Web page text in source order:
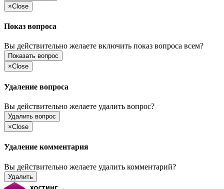
×Close
Показ вопроса
Вы действительно желаете включить показ вопроса всем?
Показать вопрос
×Close
Удаление вопроса
Вы действительно желаете удалить вопрос?
Удалить вопрос
×Close
Удаление комментария
Вы действительно желаете удалить комментарий?
Удалить